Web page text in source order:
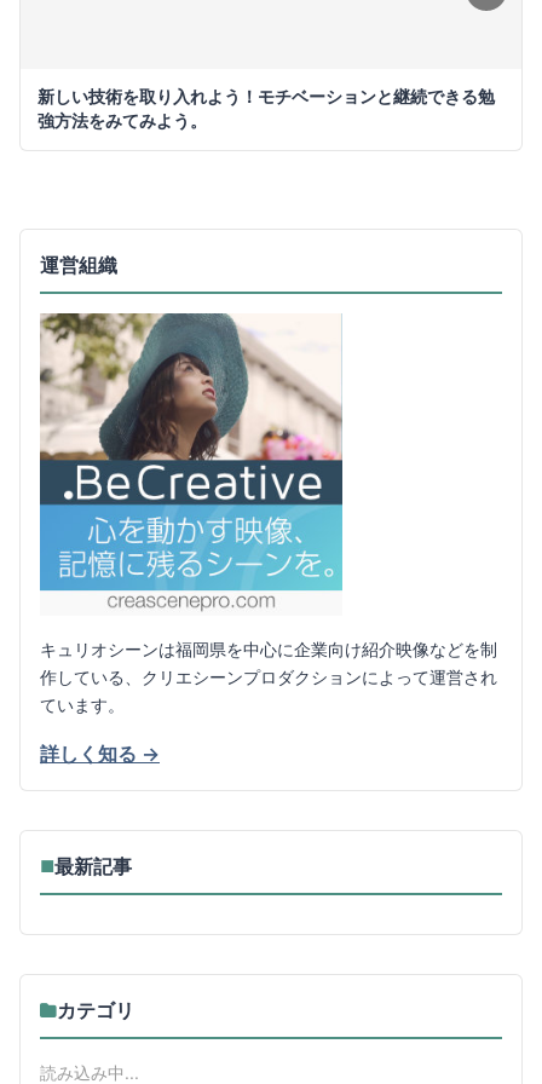
新しい技術を取り入れよう！モチベーションと継続できる勉
強方法をみてみよう。
運営組織
キュリオシーンは福岡県を中心に企業向け紹介映像などを制
作している、クリエシーンプロダクションによって運営され
ています。
詳しく知る →
■最新記事
カテゴリ
読み込み中...